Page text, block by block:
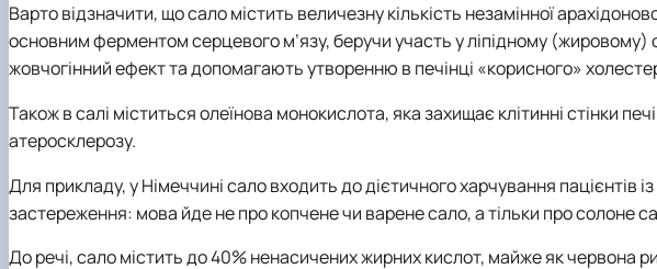
Варто відзначити, що сало містить величезну кількість незамінної
основним ферментом серцевого м’язу, беручи участь у ліпідному (жировому)
жовчогінний ефект та допомагають утворенню в печінці «корисного»
Також в салі міститься олеїнова монокислота, яка захищає клітинні стінки
атеросклерозу.
Для прикладу, у Німеччині сало входить до дієтичного харчування
застереження: мова йде не про копчене чи варене сало, а тільки про солоне
До речі, сало містить до 40% ненасичених жирних кислот, майже як червона